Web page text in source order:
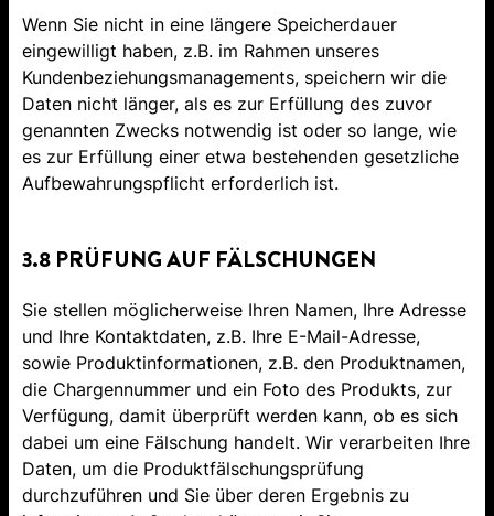
Wenn Sie nicht in eine längere Speicherdauer
eingewilligt haben, z.B. im Rahmen unseres
Kundenbeziehungsmanagements, speichern wir die
Daten nicht länger, als es zur Erfüllung des zuvor
genannten Zwecks notwendig ist oder so lange, wie
es zur Erfüllung einer etwa bestehenden gesetzliche
Aufbewahrungspflicht erforderlich ist.
3.8 PRÜFUNG AUF FÄLSCHUNGEN
Sie stellen möglicherweise Ihren Namen, Ihre Adresse
und Ihre Kontaktdaten, z.B. Ihre E-Mail-Adresse,
sowie Produktinformationen, z.B. den Produktnamen,
die Chargennummer und ein Foto des Produkts, zur
Verfügung, damit überprüft werden kann, ob es sich
dabei um eine Fälschung handelt. Wir verarbeiten Ihre
Daten, um die Produktfälschungsprüfung
durchzuführen und Sie über deren Ergebnis zu